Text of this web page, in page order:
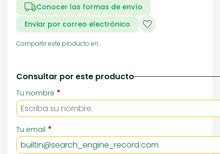
Conocer las formas de envío
Enviar por correo electrónico
Compartir este producto en:
Consultar por este producto
Tu nombre *
Tu email *